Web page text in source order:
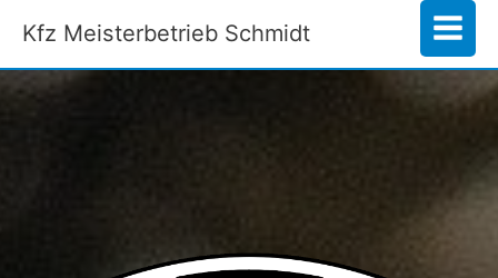
springen
Kfz Meisterbetrieb Schmidt